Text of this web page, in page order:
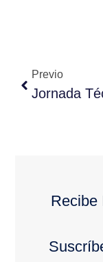
Previo
Recibe